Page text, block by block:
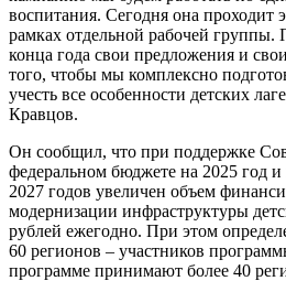
воспитания. Сегодня она проходит
рамках отдельной рабочей
конца года свои предложения и
того, чтобы мы комплексно
учесть все особенности детских
Кравцов.
Он сообщил, что при поддержке
федеральном бюджете на 2025 год
2027 годов увеличен объем
модернизации инфраструктуры
рублей ежегодно. При этом
60 регионов – участников
программе принимают более 40